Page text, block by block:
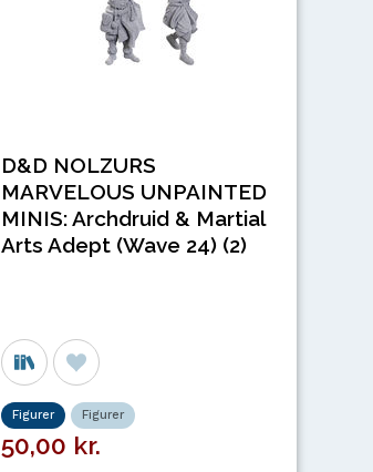
D&D NOLZURS
MARVELOUS UNPAINTED
MINIS: Archdruid & Martial
Arts Adept (Wave 24) (2)
Figurer Figurer
50,00 kr.